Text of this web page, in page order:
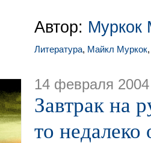
Автор: Муркок
Литература, Майкл Муркок
14 февраля 2004
Завтрак на
то